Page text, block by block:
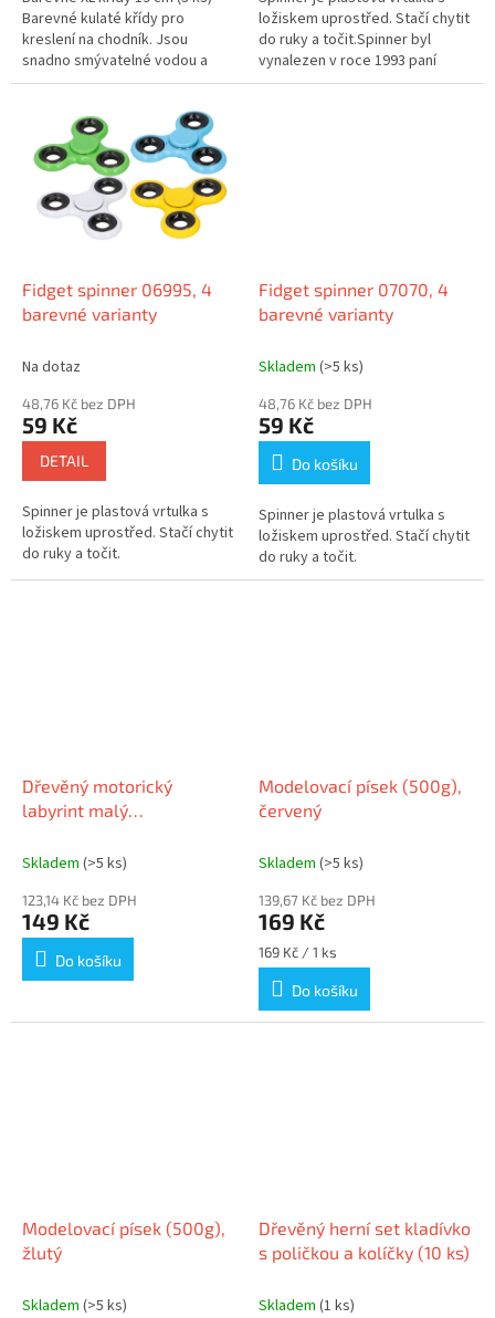
Barevné kulaté křídy pro
kreslení na chodník. Jsou
snadno smývatelné vodou a
splňují veškeré evropské
velkých...
ložiskem uprostřed. Stačí chytit
do ruky a točit.Spinner byl
vynalezen v roce 1993 paní
Catherine Hettinger z Floridy.
Fidget spinner 06995, 4
barevné varianty
Na dotaz
48,76 Kč bez DPH
59 Kč
DETAIL
Spinner je plastová vrtulka s
ložiskem uprostřed. Stačí chytit
do ruky a točit.
Fidget spinner 07070, 4
barevné varianty
Skladem (>5 ks)
48,76 Kč bez DPH
59 Kč
Do košíku
Spinner je plastová vrtulka s
ložiskem uprostřed. Stačí chytit
do ruky a točit.
Dřevěný motorický
labyrint malý
Skladem (>5 ks)
123,14 Kč bez DPH
149 Kč
Do košíku
Modelovací písek (500g),
červený
Skladem (>5 ks)
139,67 Kč bez DPH
169 Kč
Měrná
cena:
169 Kč / 1 ks
Do košíku
Modelovací písek (500g),
žlutý
Skladem (>5 ks)
Dřevěný herní set kladívko
s poličkou a kolíčky (10 ks)
Skladem (1 ks)